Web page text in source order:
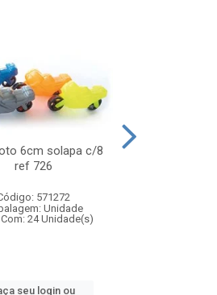
6cm solapa c/8
ref 726
571272
Unidade
24 Unidade(s)
seu login ou